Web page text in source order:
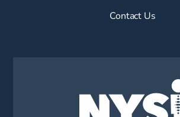
Contact Us